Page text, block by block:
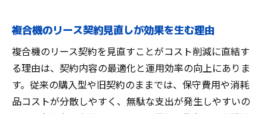
複合機のリース契約見直しが効果を生む理由
複合機のリース契約を見直すことがコスト削減に直結す
る理由は、契約内容の最適化と運用効率の向上にありま
す。従来の購入型や旧契約のままでは、保守費用や消耗
品コストが分散しやすく、無駄な支出が発生しやすいの